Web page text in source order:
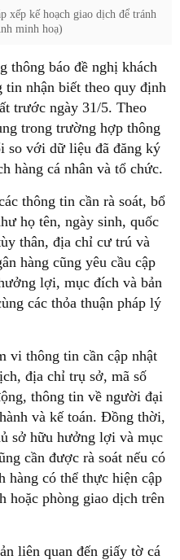
xếp kế hoạch giao dịch để tránh
minh hoạ)
thông báo đề nghị khách
tin nhận biết theo quy định
trước ngày 31/5. Theo
trong trường hợp thông
so với dữ liệu đã đăng ký
hàng cá nhân và tổ chức.
thông tin cần rà soát, bổ
họ tên, ngày sinh, quốc
thân, địa chỉ cư trú và
hàng cũng yêu cầu cập
lợi, mục đích và bản
các thỏa thuận pháp lý
vi thông tin cần cập nhật
địa chỉ trụ sở, mã số
thông tin về người đại
và kế toán. Đồng thời,
sở hữu hưởng lợi và mục
cần được rà soát nếu có
có thể thực hiện cập
hoặc phòng giao dịch trên
liên quan đến giấy tờ cá